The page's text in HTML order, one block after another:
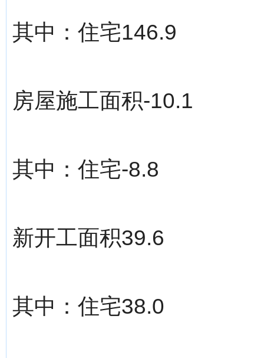
其中：住宅146.9
房屋施工面积-10.1
其中：住宅-8.8
新开工面积39.6
其中：住宅38.0